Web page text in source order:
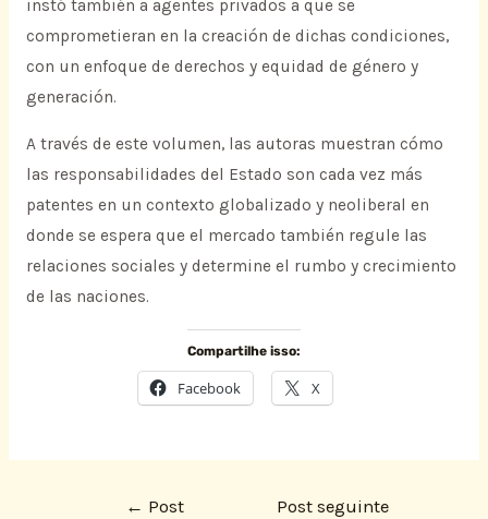
instó también a agentes privados a que se
comprometieran en la creación de dichas condiciones,
con un enfoque de derechos y equidad de género y
generación.
A través de este volumen, las autoras muestran cómo
las responsabilidades del Estado son cada vez más
patentes en un contexto globalizado y neoliberal en
donde se espera que el mercado también regule las
relaciones sociales y determine el rumbo y crecimiento
de las naciones.
Compartilhe isso:
Facebook X
← Post
Post seguinte